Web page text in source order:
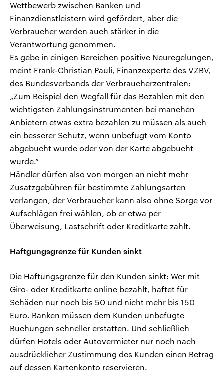
Wettbewerb zwischen Banken und
Finanzdienstleistern wird gefördert, aber die
Verbraucher werden auch stärker in die
Verantwortung genommen.
Es gebe in einigen Bereichen positive Neuregelungen,
meint Frank-Christian Pauli, Finanzexperte des VZBV,
des Bundesverbands der Verbraucherzentralen:
„Zum Beispiel den Wegfall für das Bezahlen mit den
wichtigsten Zahlungsinstrumenten bei manchen
Anbietern etwas extra bezahlen zu müssen als auch
ein besserer Schutz, wenn unbefugt vom Konto
abgebucht wurde oder von der Karte abgebucht
wurde.“
Händler dürfen also von morgen an nicht mehr
Zusatzgebühren für bestimmte Zahlungsarten
verlangen, der Verbraucher kann also ohne Sorge vor
Aufschlägen frei wählen, ob er etwa per
Überweisung, Lastschrift oder Kreditkarte zahlt.
Haftgungsgrenze für Kunden sinkt
Die Haftungsgrenze für den Kunden sinkt: Wer mit
Giro- oder Kreditkarte online bezahlt, haftet für
Schäden nur noch bis 50 und nicht mehr bis 150
Euro. Banken müssen dem Kunden unbefugte
Buchungen schneller erstatten. Und schließlich
dürfen Hotels oder Autovermieter nur noch nach
ausdrücklicher Zustimmung des Kunden einen Betrag
auf dessen Kartenkonto reservieren.